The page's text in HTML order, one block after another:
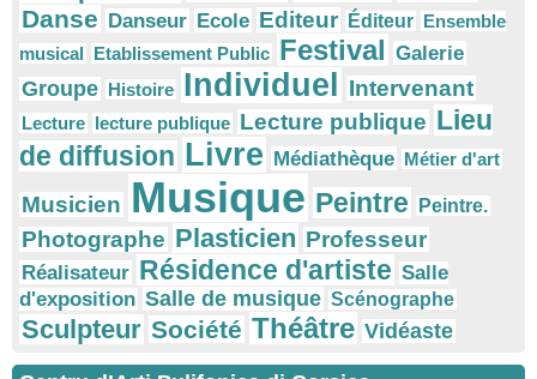
Danse Danseur Ecole Editeur Éditeur Ensemble
musical Etablissement Public Festival Galerie
Groupe Histoire Individuel Intervenant
Lecture lecture publique Lecture publique Lieu
de diffusion Livre Médiathèque Métier d'art
Musicien Musique Peintre Peintre.
Photographe Plasticien Professeur
Réalisateur Résidence d'artiste Salle
d'exposition Salle de musique Scénographe
Sculpteur Société Théâtre Vidéaste